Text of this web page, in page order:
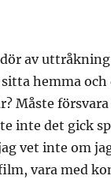
av
hemma
Måste
inte det gick
vet inte om
vara med